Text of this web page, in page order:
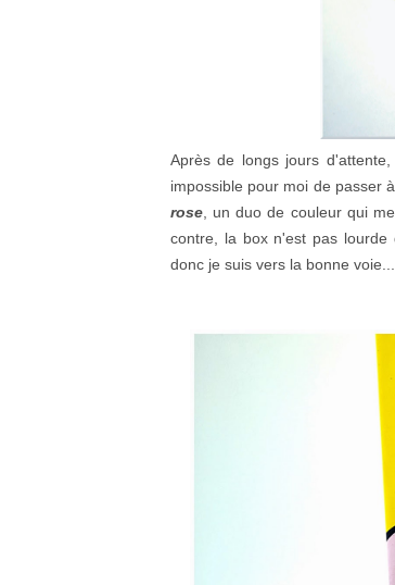
Après de longs jours
impossible pour moi de passer
rose, un duo de couleur qui
contre, la box n'est pas lourde
donc je suis vers la bonne voie...